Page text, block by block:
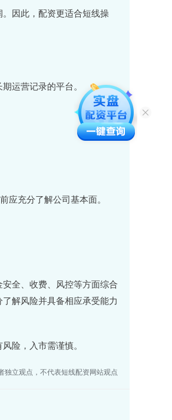
因此，配资更适合短线操
运营记录的平台。
充分了解公司基本面。
全、收费、风控等方面综合
解风险并具备相应承受能力
险，入市需谨慎。
独立观点，不代表短线配资网站观点